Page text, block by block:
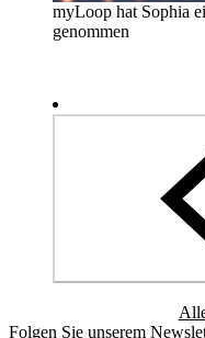
myLoop hat Sophia
genommen
Folgen Sie unserem